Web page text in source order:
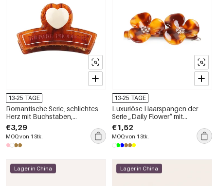
13-25 TAGE
Romantische Serie, schlichtes
Herz mit Buchstaben,
Leopardenmuster, Farbverlauf,
Acetat-Haarspangen
€3,29
MOQ von 1 Stk.
13-25 TAGE
Luxuriöse Haarspangen der
Serie „Daily Flower“ mit
Leopardenmuster und
Farbverlauf aus Acetat und
Strasssteinen
€1,52
MOQ von 1 Stk.
Lager in China Lager in China